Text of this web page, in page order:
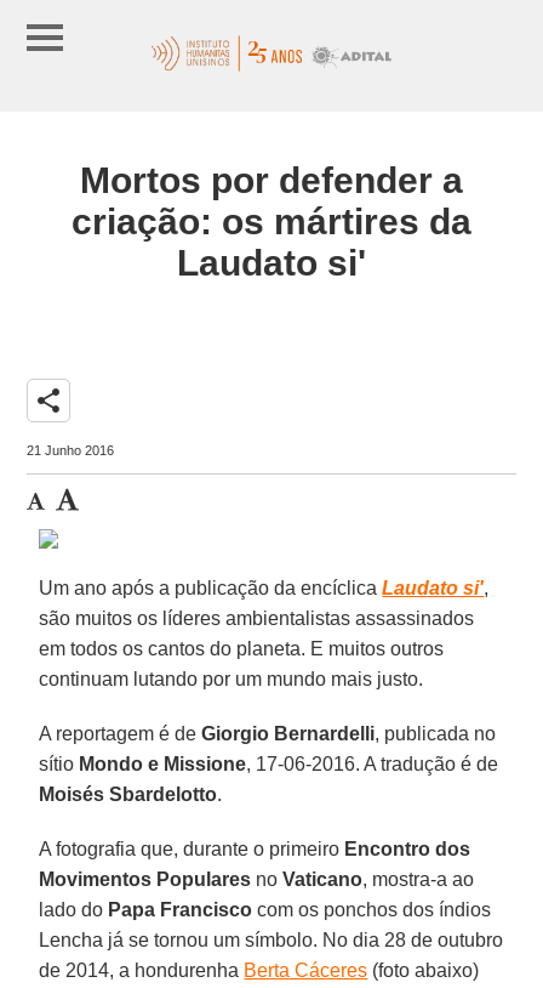
Mortos por defender a
criação: os mártires da
Laudato si'
share
21 Junho 2016
Um ano após a publicação da encíclicaLaudato si',
são muitos os líderes ambientalistas assassinados
em todos os cantos do planeta. E muitos outros
continuam lutando por um mundo mais justo.
A reportagem é deGiorgio Bernardelli, publicada no
sítio Mondo e Missione, 17-06-2016. A tradução é de
Moisés Sbardelotto.
A fotografia que, durante o primeiro Encontro dos
Movimentos Populares noVaticano, mostra-a ao
lado do Papa Francisco com os ponchos dos índios
Lencha já se tornou um símbolo. No dia 28 de outubro
de 2014, a hondurenha Berta Cáceres (foto abaixo)